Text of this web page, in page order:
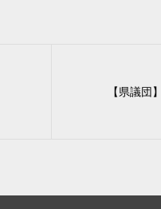
【県議団